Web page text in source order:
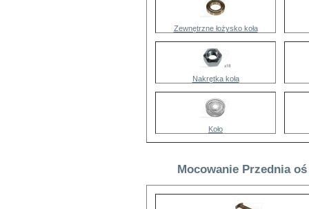
Zewnętrzne łożysko koła
Nakrętka koła
Koło
Mocowanie Przednia